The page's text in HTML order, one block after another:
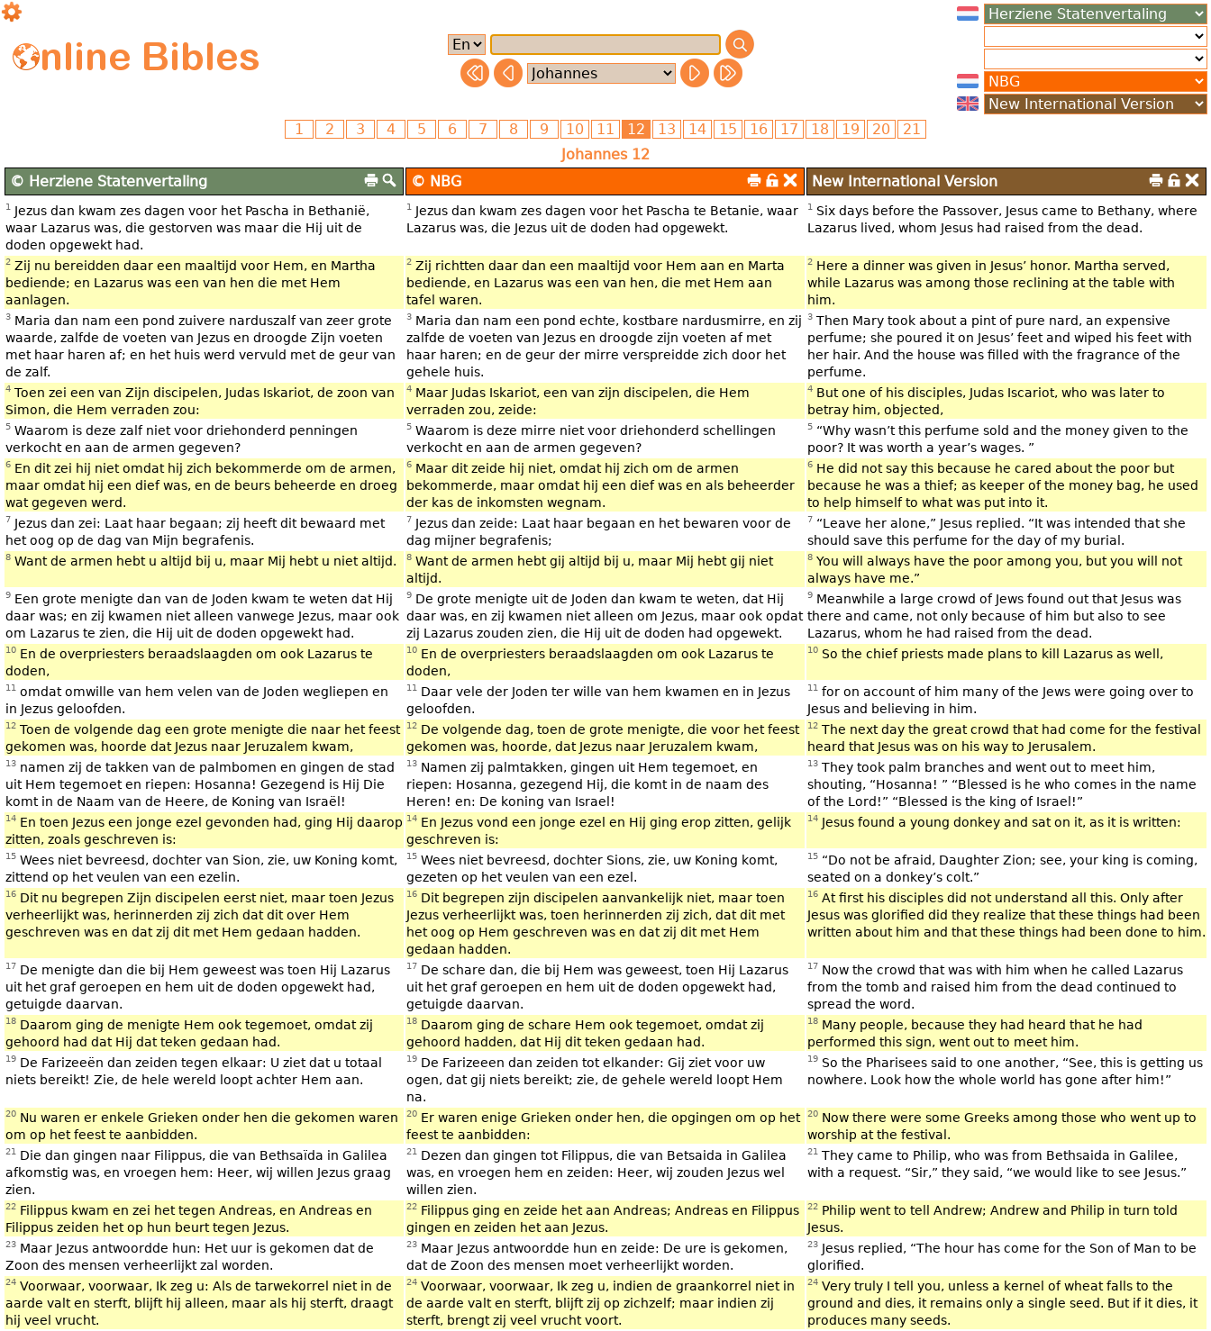
Johannes 12
© Herziene Statenvertaling
© NBG New International Version
1 Jezus dan kwam zes dagen voor het Pascha in Bethanië,
waar Lazarus was, die gestorven was maar die Hij uit de
doden opgewekt had.
1 Jezus dan kwam zes dagen voor het Pascha te Betanie, waar
Lazarus was, die Jezus uit de doden had opgewekt.
1 Six days before the Passover, Jesus came to Bethany, where
Lazarus lived, whom Jesus had raised from the dead.
2 Zij nu bereidden daar een maaltijd voor Hem, en Martha
bediende; en Lazarus was een van hen die met Hem
aanlagen.
2 Zij richtten daar dan een maaltijd voor Hem aan en Marta
bediende, en Lazarus was een van hen, die met Hem aan
tafel waren.
2 Here a dinner was given in Jesus’ honor. Martha served,
while Lazarus was among those reclining at the table with
him.
3 Maria dan nam een pond zuivere narduszalf van zeer grote
waarde, zalfde de voeten van Jezus en droogde Zijn voeten
met haar haren af; en het huis werd vervuld met de geur van
de zalf.
3 Maria dan nam een pond echte, kostbare nardusmirre, en zij
zalfde de voeten van Jezus en droogde zijn voeten af met
haar haren; en de geur der mirre verspreidde zich door het
gehele huis.
3 Then Mary took about a pint of pure nard, an expensive
perfume; she poured it on Jesus’ feet and wiped his feet with
her hair. And the house was filled with the fragrance of the
perfume.
4 Toen zei een van Zijn discipelen, Judas Iskariot, de zoon van
Simon, die Hem verraden zou:
4 Maar Judas Iskariot, een van zijn discipelen, die Hem
verraden zou, zeide:
4 But one of his disciples, Judas Iscariot, who was later to
betray him, objected,
5 Waarom is deze zalf niet voor driehonderd penningen
verkocht en aan de armen gegeven?
5 Waarom is deze mirre niet voor driehonderd schellingen
verkocht en aan de armen gegeven?
5 “Why wasn’t this perfume sold and the money given to the
poor? It was worth a year’s wages. ”
6 En dit zei hij niet omdat hij zich bekommerde om de armen,
maar omdat hij een dief was, en de beurs beheerde en droeg
wat gegeven werd.
6 Maar dit zeide hij niet, omdat hij zich om de armen
bekommerde, maar omdat hij een dief was en als beheerder
der kas de inkomsten wegnam.
6 He did not say this because he cared about the poor but
because he was a thief; as keeper of the money bag, he used
to help himself to what was put into it.
7 Jezus dan zei: Laat haar begaan; zij heeft dit bewaard met
het oog op de dag van Mijn begrafenis.
7 Jezus dan zeide: Laat haar begaan en het bewaren voor de
dag mijner begrafenis;
7 “Leave her alone,” Jesus replied. “It was intended that she
should save this perfume for the day of my burial.
8 Want de armen hebt u altijd bij u, maar Mij hebt u niet altijd. 8 Want de armen hebt gij altijd bij u, maar Mij hebt gij niet
altijd.
8 You will always have the poor among you, but you will not
always have me.”
9 Een grote menigte dan van de Joden kwam te weten dat Hij
daar was; en zij kwamen niet alleen vanwege Jezus, maar ook
om Lazarus te zien, die Hij uit de doden opgewekt had.
9 De grote menigte uit de Joden dan kwam te weten, dat Hij
daar was, en zij kwamen niet alleen om Jezus, maar ook opdat
zij Lazarus zouden zien, die Hij uit de doden had opgewekt.
9 Meanwhile a large crowd of Jews found out that Jesus was
there and came, not only because of him but also to see
Lazarus, whom he had raised from the dead.
10 En de overpriesters beraadslaagden om ook Lazarus te
doden,
10 En de overpriesters beraadslaagden om ook Lazarus te
doden,
10 So the chief priests made plans to kill Lazarus as well,
11 omdat omwille van hem velen van de Joden wegliepen en
in Jezus geloofden.
11 Daar vele der Joden ter wille van hem kwamen en in Jezus
geloofden.
11 for on account of him many of the Jews were going over to
Jesus and believing in him.
12 Toen de volgende dag een grote menigte die naar het feest
gekomen was, hoorde dat Jezus naar Jeruzalem kwam,
12 De volgende dag, toen de grote menigte, die voor het feest
gekomen was, hoorde, dat Jezus naar Jeruzalem kwam,
12 The next day the great crowd that had come for the festival
heard that Jesus was on his way to Jerusalem.
13 namen zij de takken van de palmbomen en gingen de stad
uit Hem tegemoet en riepen: Hosanna! Gezegend is Hij Die
komt in de Naam van de Heere, de Koning van Israël!
13 Namen zij palmtakken, gingen uit Hem tegemoet, en
riepen: Hosanna, gezegend Hij, die komt in de naam des
Heren! en: De koning van Israel!
13 They took palm branches and went out to meet him,
shouting, “Hosanna! ” “Blessed is he who comes in the name
of the Lord!” “Blessed is the king of Israel!”
14 En toen Jezus een jonge ezel gevonden had, ging Hij daarop
zitten, zoals geschreven is:
14 En Jezus vond een jonge ezel en Hij ging erop zitten, gelijk
geschreven is:
14 Jesus found a young donkey and sat on it, as it is written:
15 Wees niet bevreesd, dochter van Sion, zie, uw Koning komt,
zittend op het veulen van een ezelin.
15 Wees niet bevreesd, dochter Sions, zie, uw Koning komt,
gezeten op het veulen van een ezel.
15 “Do not be afraid, Daughter Zion; see, your king is coming,
seated on a donkey’s colt.”
16 Dit nu begrepen Zijn discipelen eerst niet, maar toen Jezus
verheerlijkt was, herinnerden zij zich dat dit over Hem
geschreven was en dat zij dit met Hem gedaan hadden.
16 Dit begrepen zijn discipelen aanvankelijk niet, maar toen
Jezus verheerlijkt was, toen herinnerden zij zich, dat dit met
het oog op Hem geschreven was en dat zij dit met Hem
gedaan hadden.
16 At first his disciples did not understand all this. Only after
Jesus was glorified did they realize that these things had been
written about him and that these things had been done to him.
17 De menigte dan die bij Hem geweest was toen Hij Lazarus
uit het graf geroepen en hem uit de doden opgewekt had,
getuigde daarvan.
17 De schare dan, die bij Hem was geweest, toen Hij Lazarus
uit het graf geroepen en hem uit de doden opgewekt had,
getuigde daarvan.
17 Now the crowd that was with him when he called Lazarus
from the tomb and raised him from the dead continued to
spread the word.
18 Daarom ging de menigte Hem ook tegemoet, omdat zij
gehoord had dat Hij dat teken gedaan had.
18 Daarom ging de schare Hem ook tegemoet, omdat zij
gehoord hadden, dat Hij dit teken gedaan had.
18 Many people, because they had heard that he had
performed this sign, went out to meet him.
19 De Farizeeën dan zeiden tegen elkaar: U ziet dat u totaal
niets bereikt! Zie, de hele wereld loopt achter Hem aan.
19 De Farizeeen dan zeiden tot elkander: Gij ziet voor uw
ogen, dat gij niets bereikt; zie, de gehele wereld loopt Hem
na.
19 So the Pharisees said to one another, “See, this is getting us
nowhere. Look how the whole world has gone after him!”
20 Nu waren er enkele Grieken onder hen die gekomen waren
om op het feest te aanbidden.
20 Er waren enige Grieken onder hen, die opgingen om op het
feest te aanbidden:
20 Now there were some Greeks among those who went up to
worship at the festival.
21 Die dan gingen naar Filippus, die van Bethsaïda in Galilea
afkomstig was, en vroegen hem: Heer, wij willen Jezus graag
zien.
21 Dezen dan gingen tot Filippus, die van Betsaida in Galilea
was, en vroegen hem en zeiden: Heer, wij zouden Jezus wel
willen zien.
21 They came to Philip, who was from Bethsaida in Galilee,
with a request. “Sir,” they said, “we would like to see Jesus.”
22 Filippus kwam en zei het tegen Andreas, en Andreas en
Filippus zeiden het op hun beurt tegen Jezus.
22 Filippus ging en zeide het aan Andreas; Andreas en Filippus
gingen en zeiden het aan Jezus.
22 Philip went to tell Andrew; Andrew and Philip in turn told
Jesus.
23 Maar Jezus antwoordde hun: Het uur is gekomen dat de
Zoon des mensen verheerlijkt zal worden.
23 Maar Jezus antwoordde hun en zeide: De ure is gekomen,
dat de Zoon des mensen moet verheerlijkt worden.
23 Jesus replied, “The hour has come for the Son of Man to be
glorified.
24 Voorwaar, voorwaar, Ik zeg u: Als de tarwekorrel niet in de
aarde valt en sterft, blijft hij alleen, maar als hij sterft, draagt
hij veel vrucht.
24 Voorwaar, voorwaar, Ik zeg u, indien de graankorrel niet in
de aarde valt en sterft, blijft zij op zichzelf; maar indien zij
sterft, brengt zij veel vrucht voort.
24 Very truly I tell you, unless a kernel of wheat falls to the
ground and dies, it remains only a single seed. But if it dies, it
produces many seeds.